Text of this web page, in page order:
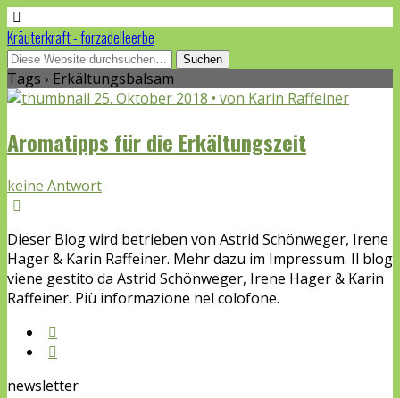
Kräuterkraft - forzadelleerbe
Tags › Erkältungsbalsam
25. Oktober 2018 • von Karin Raffeiner
Aromatipps für die Erkältungszeit
keine Antwort
Dieser Blog wird betrieben von Astrid Schönweger, Irene
Hager & Karin Raffeiner. Mehr dazu im Impressum. Il blog
viene gestito da Astrid Schönweger, Irene Hager & Karin
Raffeiner. Più informazione nel colofone.
newsletter